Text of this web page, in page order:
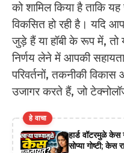
को शामिल किया है ताकि
विकसित हो रही है। यदि
जुड़े हैं या हॉबी के रूप में, तो
निर्णय लेने में आपकी
परिवर्तनों, तकनीकी
उजागर करते हैं, जो
हे वाचा
हार्ड वॉटरमुळे
सोप्या गोष्टी; केस